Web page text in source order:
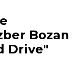
Bozan
Drive"